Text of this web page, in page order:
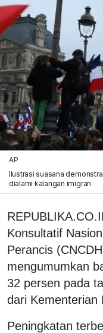
AP
Ilustrasi suasana
dialami kalangan imigran
Konsultatif
Perancis
mengumumkan
32 persen pada
dari Kementerian
Peningkatan